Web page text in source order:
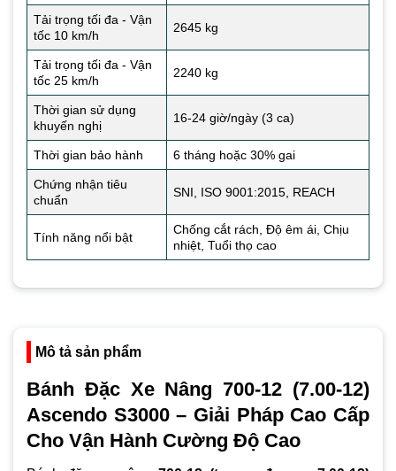
Tải trọng tối đa - Vận
tốc 10 km/h
2645 kg
Tải trọng tối đa - Vận
tốc 25 km/h
2240 kg
Thời gian sử dụng
khuyến nghị
16-24 giờ/ngày (3 ca)
Thời gian bảo hành 6 tháng hoặc 30% gai
Chứng nhận tiêu
chuẩn
SNI, ISO 9001:2015, REACH
Tính năng nổi bật
Chống cắt rách, Độ êm ái, Chịu
nhiệt, Tuổi thọ cao
Mô tả sản phẩm
Bánh Đặc Xe Nâng 700-12 (7.00-12)
Ascendo S3000 – Giải Pháp Cao Cấp
Cho Vận Hành Cường Độ Cao